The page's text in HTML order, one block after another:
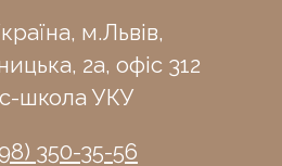
м.Львів,
2а, офіс 312
школа УКУ
350-35-56